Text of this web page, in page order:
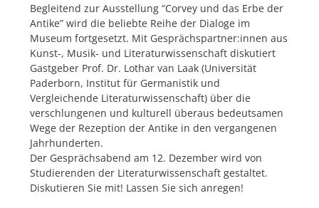
Begleitend zur Ausstellung “Corvey und das Erbe der
Antike” wird die beliebte Reihe der Dialoge im
Museum fortgesetzt. Mit Gesprächspartner:innen aus
Kunst-, Musik- und Literaturwissenschaft diskutiert
Gastgeber Prof. Dr. Lothar van Laak (Universität
Paderborn, Institut für Germanistik und
Vergleichende Literaturwissenschaft) über die
verschlungenen und kulturell überaus bedeutsamen
Wege der Rezeption der Antike in den vergangenen
Jahrhunderten.
Der Gesprächsabend am 12. Dezember wird von
Studierenden der Literaturwissenschaft gestaltet.
Diskutieren Sie mit! Lassen Sie sich anregen!